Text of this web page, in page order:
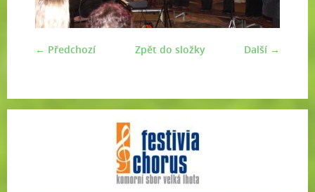
← Předchozí Další →
Zpět do složky